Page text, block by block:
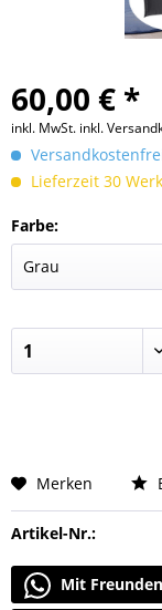
60,00 € *
inkl. MwSt. inkl.
Lieferzeit 30
Farbe:
Merken
Artikel-Nr.:
Mit